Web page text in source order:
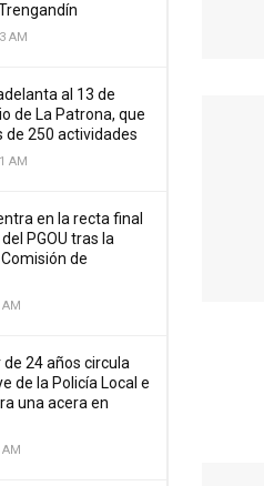
AM
al 13 de
de La Patrona, que
250 actividades
AM
en la recta final
PGOU tras la
de
24 años circula
de la Policía Local e
una acera en